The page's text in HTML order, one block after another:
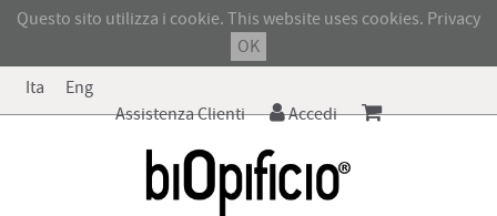
Questo sito utilizza i cookie. This website uses cookies. Privacy
OK
Ita
Eng
Assistenza Clienti
Accedi